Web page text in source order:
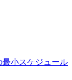
最小スケジュール